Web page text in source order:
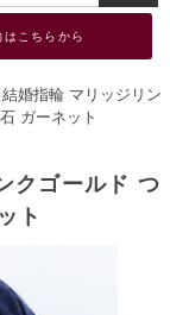
こちらから
結婚指輪 マリッジリン
ガーネット
クゴールド つ
ト